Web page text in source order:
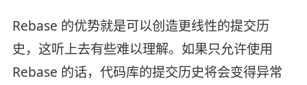
Rebase 的优势就是可以创造更线性的提交历
史，这听上去有些难以理解。如果只允许使用
Rebase 的话，代码库的提交历史将会变得异常